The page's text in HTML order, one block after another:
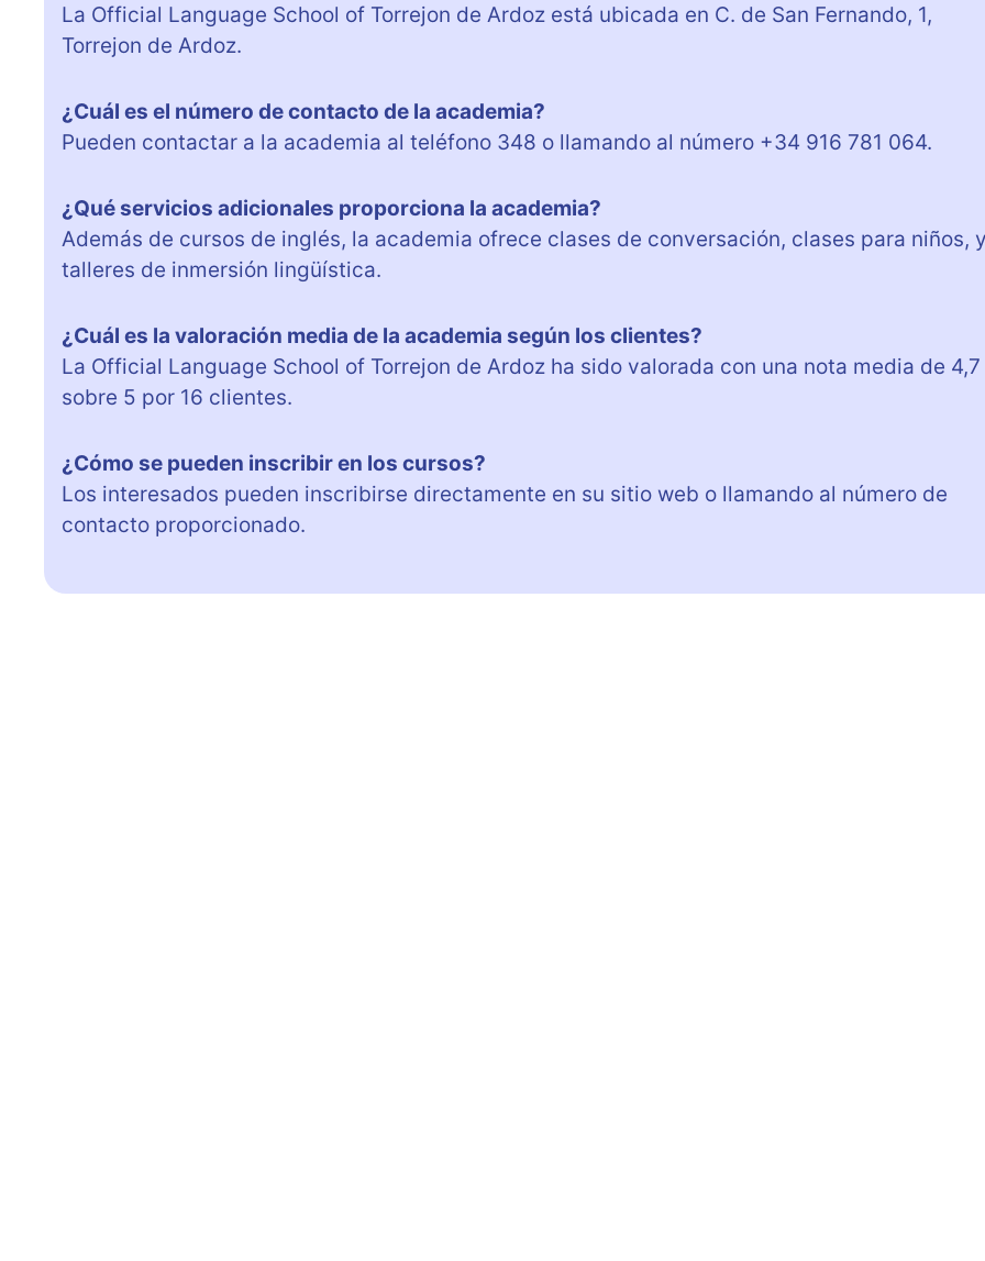
La Official Language School of Torrejon de Ardoz está ubicada en C. de San Fernando, 1,
Torrejon de Ardoz.
¿Cuál es el número de contacto de la academia?
Pueden contactar a la academia al teléfono 348 o llamando al número +34 916 781 064.
¿Qué servicios adicionales proporciona la academia?
Además de cursos de inglés, la academia ofrece clases de conversación, clases para niños, y
talleres de inmersión lingüística.
¿Cuál es la valoración media de la academia según los clientes?
La Official Language School of Torrejon de Ardoz ha sido valorada con una nota media de 4,7
sobre 5 por 16 clientes.
¿Cómo se pueden inscribir en los cursos?
Los interesados pueden inscribirse directamente en su sitio web o llamando al número de
contacto proporcionado.